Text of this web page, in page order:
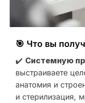
🎯 Что вы
✔️ Системную
выстраиваете
анатомия и
и стерилизация,